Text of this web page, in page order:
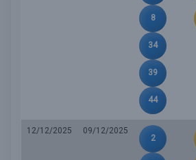
8
34
39
44
12/12/2025
09/12/2025
2